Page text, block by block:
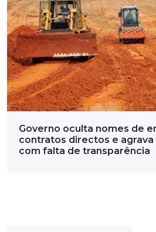
Governo oculta nomes de
contratos directos e
com falta de transparência